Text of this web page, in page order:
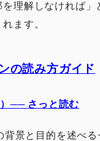
理解しなければ」
ます。
の読み方ガイド
── さっと読む
背景と目的を述べ